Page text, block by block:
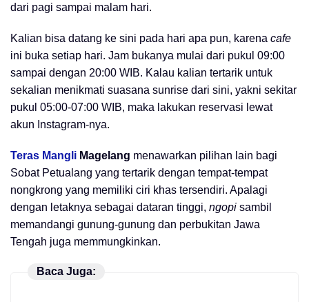
dari pagi sampai malam hari.
Kalian bisa datang ke sini pada hari apa pun, karena cafe
ini buka setiap hari. Jam bukanya mulai dari pukul 09:00
sampai dengan 20:00 WIB. Kalau kalian tertarik untuk
sekalian menikmati suasana sunrise dari sini, yakni sekitar
pukul 05:00-07:00 WIB, maka lakukan reservasi lewat
akun Instagram-nya.
Teras Mangli Magelang menawarkan pilihan lain bagi
Sobat Petualang yang tertarik dengan tempat-tempat
nongkrong yang memiliki ciri khas tersendiri. Apalagi
dengan letaknya sebagai dataran tinggi, ngopi sambil
memandangi gunung-gunung dan perbukitan Jawa
Tengah juga memmungkinkan.
Baca Juga: